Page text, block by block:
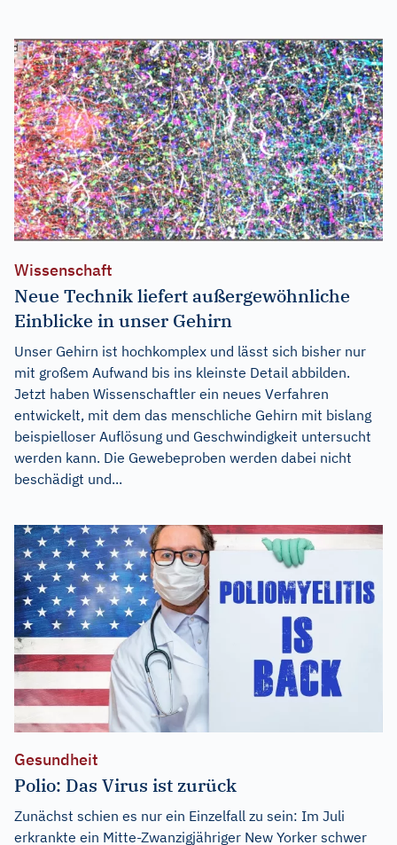
Wissenschaft
Neue Technik liefert außergewöhnliche
Einblicke in unser Gehirn
Unser Gehirn ist hochkomplex und lässt sich bisher nur
mit großem Aufwand bis ins kleinste Detail abbilden.
Jetzt haben Wissenschaftler ein neues Verfahren
entwickelt, mit dem das menschliche Gehirn mit bislang
beispielloser Auflösung und Geschwindigkeit untersucht
werden kann. Die Gewebeproben werden dabei nicht
beschädigt und...
Gesundheit
Polio: Das Virus ist zurück
Zunächst schien es nur ein Einzelfall zu sein: Im Juli
erkrankte ein Mitte-Zwanzigjähriger New Yorker schwer